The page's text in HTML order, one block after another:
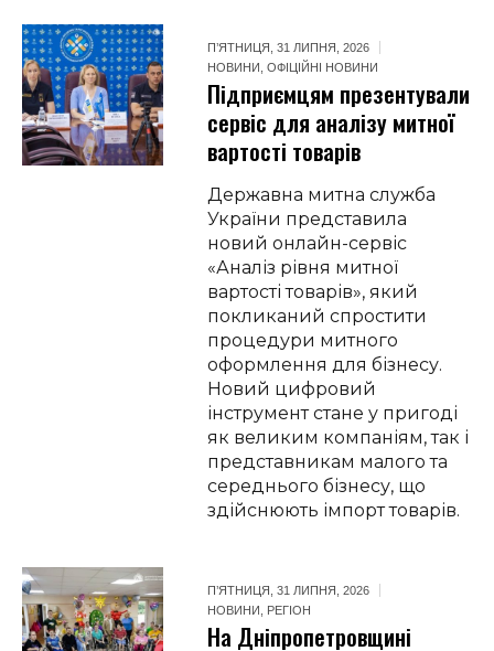
П’ЯТНИЦЯ, 31 ЛИПНЯ, 2026
НОВИНИ ,ОФІЦІЙНІ НОВИНИ
Підприємцям презентували
сервіс для аналізу митної
вартості товарів
Державна митна служба
України представила
новий онлайн-сервіс
«Аналіз рівня митної
вартості товарів», який
покликаний спростити
процедури митного
оформлення для бізнесу.
Новий цифровий
інструмент стане у пригоді
як великим компаніям, так і
представникам малого та
середнього бізнесу, що
здійснюють імпорт товарів.
П’ЯТНИЦЯ, 31 ЛИПНЯ, 2026
НОВИНИ
РЕГІОН
На Дніпропетровщині